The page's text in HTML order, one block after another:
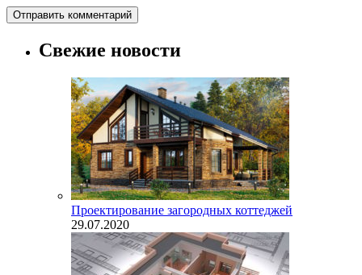
Свежие новости
Проектирование загородных коттеджей
29.07.2020